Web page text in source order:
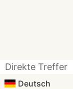
Direkte Treffer
Deutsch